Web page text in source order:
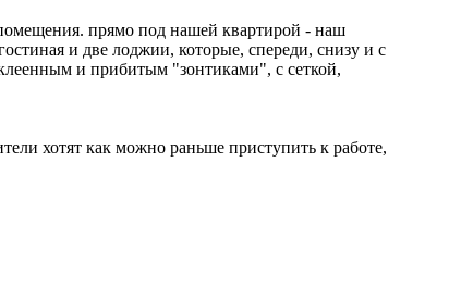
прямо под нашей квартирой - наш
и две лоджии, которые, спереди, снизу и с
и прибитым "зонтиками", с сеткой,
хотят как можно раньше приступить к работе,